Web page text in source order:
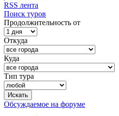
RSS лента
Поиск туров
Продолжительность от
Откуда
Куда
Тип тура
Обсуждаемое на форуме